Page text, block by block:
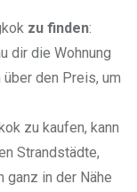
zu finden:
dir die Wohnung
den Preis, um
zu kaufen, kann
Strandstädte,
ganz in der Nähe